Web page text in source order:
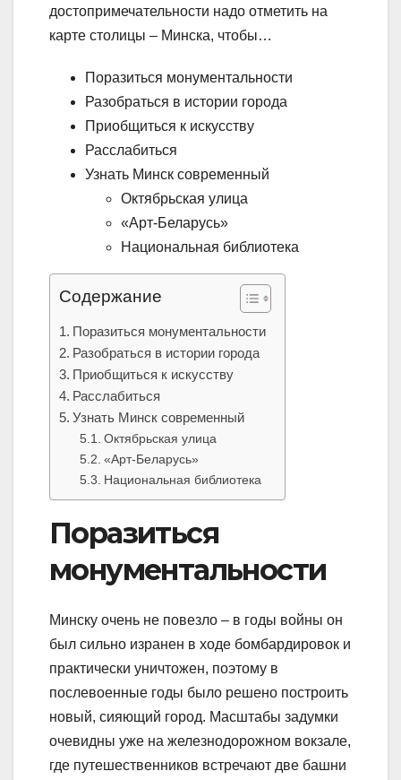
достопримечательности надо отметить на
карте столицы – Минска, чтобы…
Поразиться монументальности
Разобраться в истории города
Приобщиться к искусству
Расслабиться
Узнать Минск современный
Октябрьская улица
«Арт-Беларусь»
Национальная библиотека
Содержание
Поразиться монументальности
Разобраться в истории города
Приобщиться к искусству
Расслабиться
Узнать Минск современный
Октябрьская улица
«Арт-Беларусь»
Национальная библиотека
Поразиться
монументальности
Минску очень не повезло – в годы войны он
был сильно изранен в ходе бомбардировок и
практически уничтожен, поэтому в
послевоенные годы было решено построить
новый, сияющий город. Масштабы задумки
очевидны уже на железнодорожном вокзале,
где путешественников встречают две башни